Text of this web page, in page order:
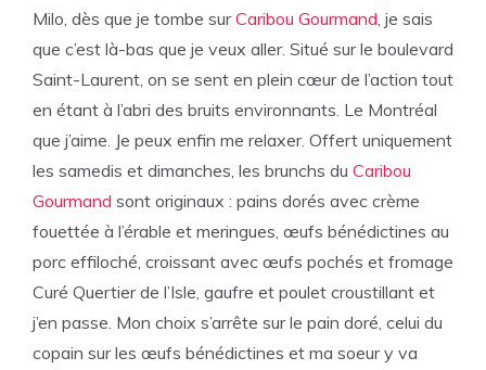
Milo, dès que je tombe surCaribou Gourmand , je sais
que c’est là-bas que je veux aller. Situé sur le boulevard
Saint-Laurent, on se sent en plein cœur de l’action tout
en étant à l’abri des bruits environnants. Le Montréal
que j’aime. Je peux enfin me relaxer. Offert uniquement
les samedis et dimanches, les brunchs du Caribou
Gourmand sont originaux : pains dorés avec crème
fouettée à l’érable et meringues, œufs bénédictines au
porc effiloché, croissant avec œufs pochés et fromage
Curé Quertier de l’Isle, gaufre et poulet croustillant et
j’en passe. Mon choix s’arrête sur le pain doré, celui du
copain sur les œufs bénédictines et ma soeur y va